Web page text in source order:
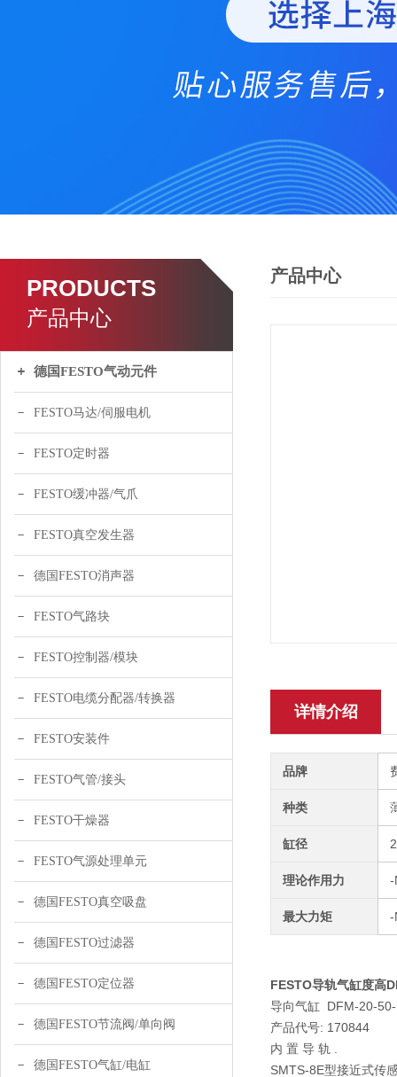
PRODUCTS
产品中心
德国FESTO气动元件
FESTO马达/伺服电机
FESTO定时器
FESTO缓冲器/气爪
FESTO真空发生器
德国FESTO消声器
FESTO气路块
FESTO控制器/模块
FESTO电缆分配器/转换器
FESTO安装件
FESTO气管/接头
FESTO干燥器
FESTO气源处理单元
德国FESTO真空吸盘
德国FESTO过滤器
德国FESTO定位器
德国FESTO节流阀/单向阀
德国FESTO气缸/电缸
产品中心
详情介绍
品牌
种类
缸径
理论作用力 -
最大力矩 -
FESTO导轨气缸度高
导向气缸 DFM-20-
产品代号: 170844
内 置 导 轨 .
SMTS-8E型接近式传